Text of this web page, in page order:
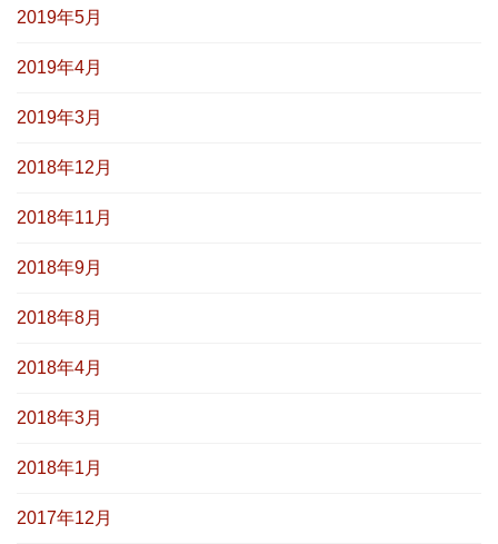
2019年5月
2019年4月
2019年3月
2018年12月
2018年11月
2018年9月
2018年8月
2018年4月
2018年3月
2018年1月
2017年12月